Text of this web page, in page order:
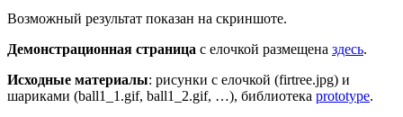
Возможный результат показан на скриншоте.
Демонстрационная страница с елочкой размещена здесь.
Исходные материалы: рисунки с елочкой (firtree.jpg) и
шариками (ball1_1.gif, ball1_2.gif, …), библиотека prototype.